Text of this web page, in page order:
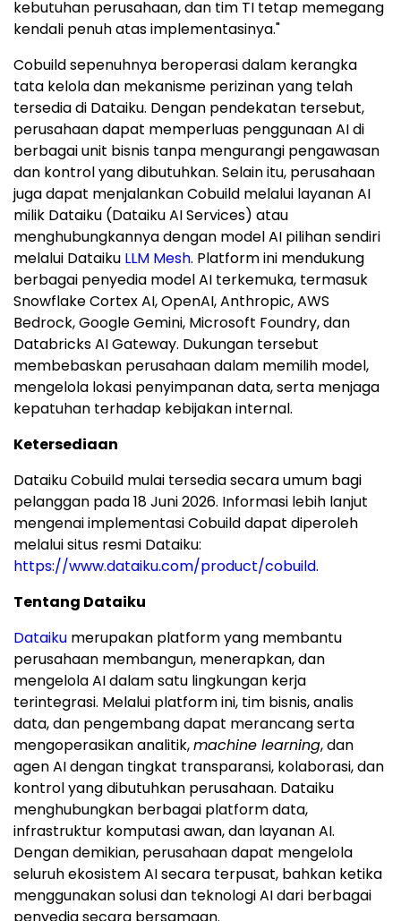
kebutuhan perusahaan, dan tim TI tetap memegang
kendali penuh atas implementasinya."
Cobuild sepenuhnya beroperasi dalam kerangka
tata kelola dan mekanisme perizinan yang telah
tersedia di Dataiku. Dengan pendekatan tersebut,
perusahaan dapat memperluas penggunaan AI di
berbagai unit bisnis tanpa mengurangi pengawasan
dan kontrol yang dibutuhkan. Selain itu, perusahaan
juga dapat menjalankan Cobuild melalui layanan AI
milik Dataiku (Dataiku AI Services) atau
menghubungkannya dengan model AI pilihan sendiri
melalui Dataiku LLM Mesh. Platform ini mendukung
berbagai penyedia model AI terkemuka, termasuk
Snowflake Cortex AI, OpenAI, Anthropic, AWS
Bedrock, Google Gemini, Microsoft Foundry, dan
Databricks AI Gateway. Dukungan tersebut
membebaskan perusahaan dalam memilih model,
mengelola lokasi penyimpanan data, serta menjaga
kepatuhan terhadap kebijakan internal.
Ketersediaan
Dataiku Cobuild mulai tersedia secara umum bagi
pelanggan pada 18 Juni 2026. Informasi lebih lanjut
mengenai implementasi Cobuild dapat diperoleh
melalui situs resmi Dataiku:
https://www.dataiku.com/product/cobuild.
Tentang Dataiku
Dataiku merupakan platform yang membantu
perusahaan membangun, menerapkan, dan
mengelola AI dalam satu lingkungan kerja
terintegrasi. Melalui platform ini, tim bisnis, analis
data, dan pengembang dapat merancang serta
mengoperasikan analitik,machine learning, dan
agen AI dengan tingkat transparansi, kolaborasi, dan
kontrol yang dibutuhkan perusahaan. Dataiku
menghubungkan berbagai platform data,
infrastruktur komputasi awan, dan layanan AI.
Dengan demikian, perusahaan dapat mengelola
seluruh ekosistem AI secara terpusat, bahkan ketika
menggunakan solusi dan teknologi AI dari berbagai
penyedia secara bersamaan.